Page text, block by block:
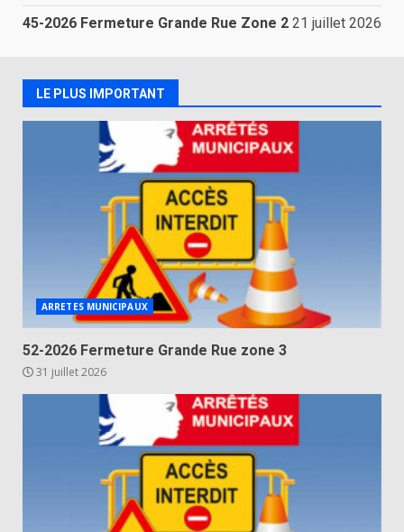
45-2026 Fermeture Grande Rue Zone 2 21 juillet 2026
LE PLUS IMPORTANT
ARRETES MUNICIPAUX
52-2026 Fermeture Grande Rue zone 3
31 juillet 2026